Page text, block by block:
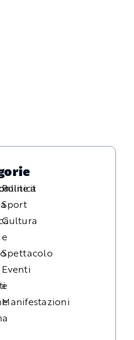
Politica
Sport
Cultura
e
Spettacolo
Eventi
e
Manifestazioni